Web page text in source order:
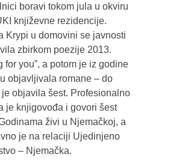
boravi tokom jula u okviru
književne rezidencije.
Krypi u domovini se javnosti
zbirkom poezije 2013.
for you”, a potom je iz godine
objavljivala romane – do
objavila šest. Profesionalno
je knjigovođa i govori šest
živi u Njemačkoj, a
je na relaciji Ujedinjeno
– Njemačka.